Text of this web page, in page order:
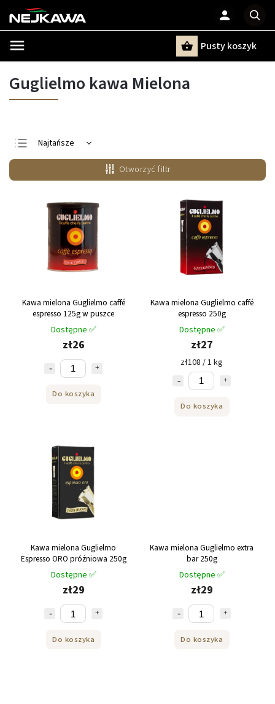
Pusty koszyk
Guglielmo kawa Mielona
Najtańsze
Najdroższe
Alfabetycznie
Otworzyć filtr
Kawa mielona Guglielmo caffé
espresso 125g w puszce
Dostępne ✅
zł26
Do koszyka
Kawa mielona Guglielmo caffé
espresso 250g
Dostępne ✅
zł27
zł108 / 1 kg
Do koszyka
Kawa mielona Guglielmo
Espresso ORO próżniowa 250g
Dostępne ✅
zł29
Do koszyka
Kawa mielona Guglielmo extra
bar 250g
Dostępne ✅
zł29
Do koszyka